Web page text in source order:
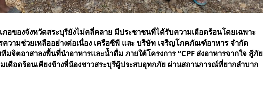
อของจังหวัดสระบุรียังไม่คลี่คลาย มีประชาชนที่ได้รับความเดือดร้อนโดยเฉพาะ
วามช่วยเหลืออย่างต่อเนื่อง เครือซีพี และ บริษัท เจริญโภคภัณฑ์อาหาร จำกัด
จิตอาสาลงพื้นที่นำอาหารและน้ำดื่ม ภายใต้โครงการ “CPF ส่งอาหารจากใจ สู้ภัย
เดือดร้อนเคียงข้างพี่น้องชาวสระบุรีผู้ประสบอุทกภัย ผ่านสถานการณ์ที่ยากลำบาก